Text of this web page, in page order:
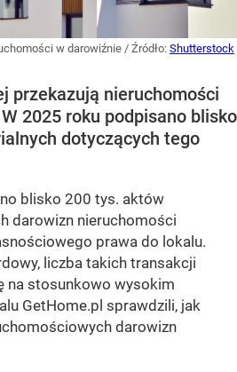
w darowiźnie / Źródło: Shutterstock
przekazują nieruchomości
2025 roku podpisano blisko
dotyczących tego
blisko 200 tys. aktów
darowizn nieruchomości
prawa do lokalu.
liczba takich transakcji
na stosunkowo wysokim
GetHome.pl sprawdzili, jak
darowizn